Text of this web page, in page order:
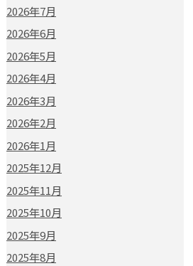
2026年7月
2026年6月
2026年5月
2026年4月
2026年3月
2026年2月
2026年1月
2025年12月
2025年11月
2025年10月
2025年9月
2025年8月